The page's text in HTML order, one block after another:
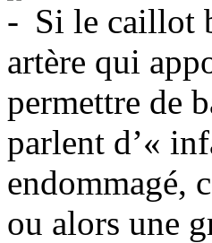
Si le caillot
artère qui
permettre de
parlent d’«
endommagé,
ou alors une